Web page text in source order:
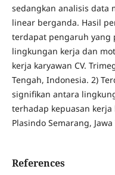
sedangkan analisis data
linear berganda. Hasil
terdapat pengaruh yang
lingkungan kerja dan
kerja karyawan CV.
Tengah, Indonesia. 2)
signifikan antara
terhadap kepuasan kerja
Plasindo Semarang,
References